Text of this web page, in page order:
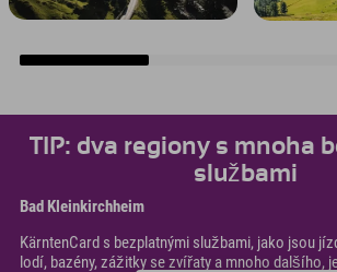
TIP: dva regiony s mnoha
službami
Bad Kleinkirchheim
KärntenCard s bezplatnými službami, jako jsou
lodí, bazény, zážitky se zvířaty a mnoho dalšího,